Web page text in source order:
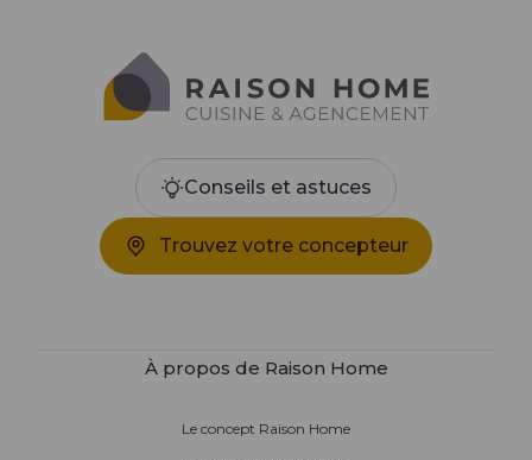
Conseils et astuces
Trouvez votre concepteur
À propos de Raison Home
Le concept Raison Home